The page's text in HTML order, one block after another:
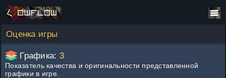
Оценка игры
Графика: 3
Показатель качества и оригинальности представленной
графики в игре.